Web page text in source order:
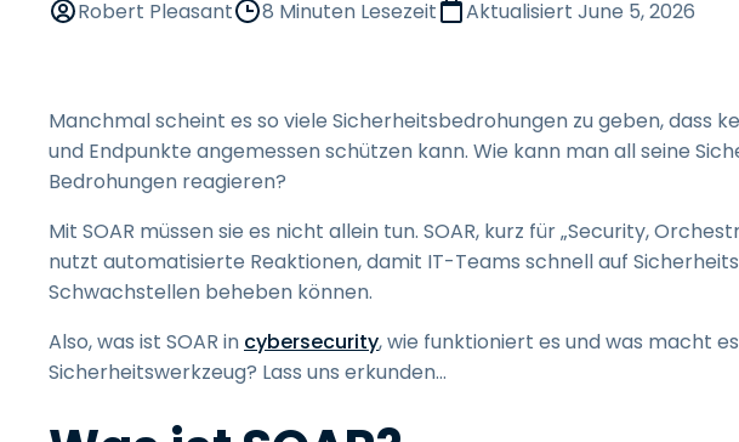
einer
Alle
Robert Pleasant 8 Minuten Lesezeit Aktualisiert June 5, 2026
Manchmal scheint es so viele Sicherheitsbedrohungen zu geben, dass
und Endpunkte angemessen schützen kann. Wie kann man all seine
Bedrohungen reagieren?
Mit SOAR müssen sie es nicht allein tun. SOAR, kurz für „Security,
nutzt automatisierte Reaktionen, damit IT-Teams schnell auf
Schwachstellen beheben können.
Also, was ist SOAR in cybersecurity, wie funktioniert es und was macht
Sicherheitswerkzeug? Lass uns erkunden…